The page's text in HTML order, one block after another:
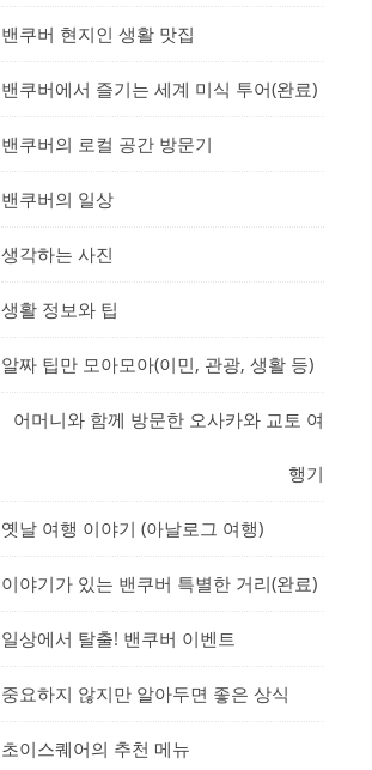
밴쿠버 현지인 생활 맛집
밴쿠버에서 즐기는 세계 미식 투어(완료)
밴쿠버의 로컬 공간 방문기
밴쿠버의 일상
생각하는 사진
생활 정보와 팁
알짜 팁만 모아모아(이민, 관광, 생활 등)
어머니와 함께 방문한 오사카와 교토 여
행기
옛날 여행 이야기 (아날로그 여행)
이야기가 있는 밴쿠버 특별한 거리(완료)
일상에서 탈출! 밴쿠버 이벤트
중요하지 않지만 알아두면 좋은 상식
초이스퀘어의 추천 메뉴